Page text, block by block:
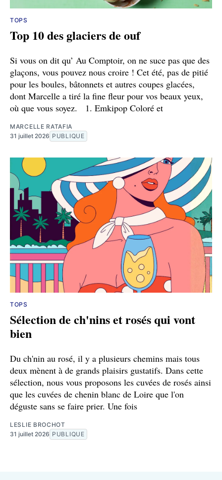
TOPS
Top 10 des glaciers de ouf
Si vous on dit qu’ Au Comptoir, on ne suce pas que des
glaçons, vous pouvez nous croire ! Cet été, pas de pitié
pour les boules, bâtonnets et autres coupes glacées,
dont Marcelle a tiré la fine fleur pour vos beaux yeux,
où que vous soyez. 1. Emkipop Coloré et
MARCELLE RATAFIA
31 juillet 2026 PUBLIQUE
TOPS
Sélection de ch'nins et rosés qui vont
bien
Du ch'nin au rosé, il y a plusieurs chemins mais tous
deux mènent à de grands plaisirs gustatifs. Dans cette
sélection, nous vous proposons les cuvées de rosés ainsi
que les cuvées de chenin blanc de Loire que l'on
déguste sans se faire prier. Une fois
LESLIE BROCHOT
31 juillet 2026 PUBLIQUE